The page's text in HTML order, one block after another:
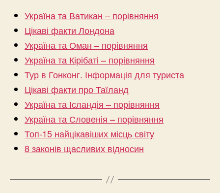
Україна та Ватикан – порівняння
Цікаві факти Лондона
Україна та Оман – порівняння
Україна та Кірібаті – порівняння
Тур в Гонконг. Інформація для туриста
Цікаві факти про Таїланд
Україна та Ісландія – порівняння
Україна та Словенія – порівняння
Топ-15 найцікавіших місць світу
8 законів щасливих відносин